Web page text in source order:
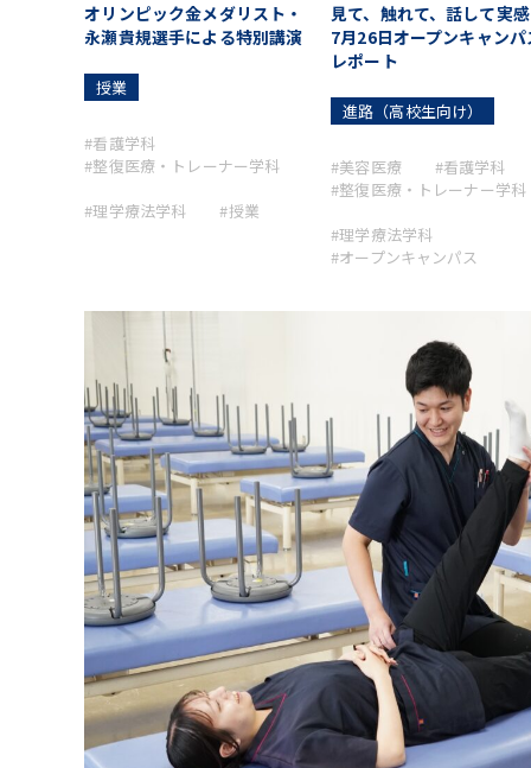
オリンピック金メダリスト・
永瀬貴規選手による特別講演
授業
#看護学科
#整復医療・トレーナー学科
#理学療法学科
#授業
見て、触れて、話して実
7月26日オープンキャンパ
レポート
進路（高校生向け）
#美容医療
#看護学科
#整復医療・トレーナー学科
#理学療法学科
#オープンキャンパス